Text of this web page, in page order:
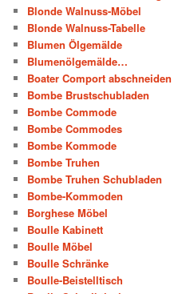
Blonde Walnuss-Möbel
Blonde Walnuss-Tabelle
Blumen Ölgemälde
Blumenölgemälde…
Boater Comport abschneiden
Bombe Brustschubladen
Bombe Commode
Bombe Commodes
Bombe Kommode
Bombe Truhen
Bombe Truhen Schubladen
Bombe-Kommoden
Borghese Möbel
Boulle Kabinett
Boulle Möbel
Boulle Schränke
Boulle-Beistelltisch